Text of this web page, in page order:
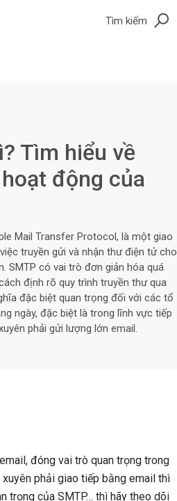
Tìm kiếm
Tìm hiểu về
động của
Mail Transfer Protocol, là một giao
truyền gửi và nhận thư điện tử cho
SMTP có vai trò đơn giản hóa quá
định rõ quy trình truyền thư qua
đặc biệt quan trọng đối với các tổ
ngày, đặc biệt là trong lĩnh vực tiếp
phải gửi lượng lớn email.
đóng vai trò quan trọng trong
phải giao tiếp bằng email thì
trọng của SMTP… thì hãy theo dõi